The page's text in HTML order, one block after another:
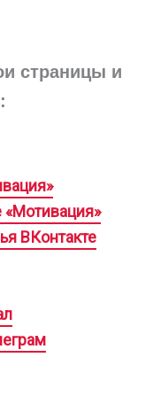
страницы и
«Мотивация»
ВКонтакте